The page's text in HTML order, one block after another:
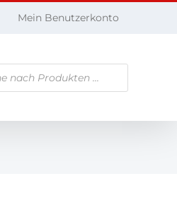
Mein Benutzerkonto